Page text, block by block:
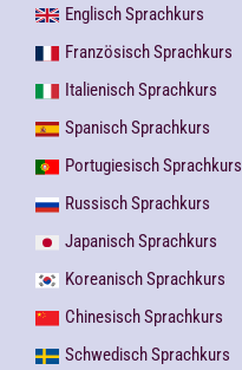
Englisch Sprachkurs
Französisch Sprachkurs
Italienisch Sprachkurs
Spanisch Sprachkurs
Portugiesisch Sprachkurs
Russisch Sprachkurs
Japanisch Sprachkurs
Koreanisch Sprachkurs
Chinesisch Sprachkurs
Schwedisch Sprachkurs